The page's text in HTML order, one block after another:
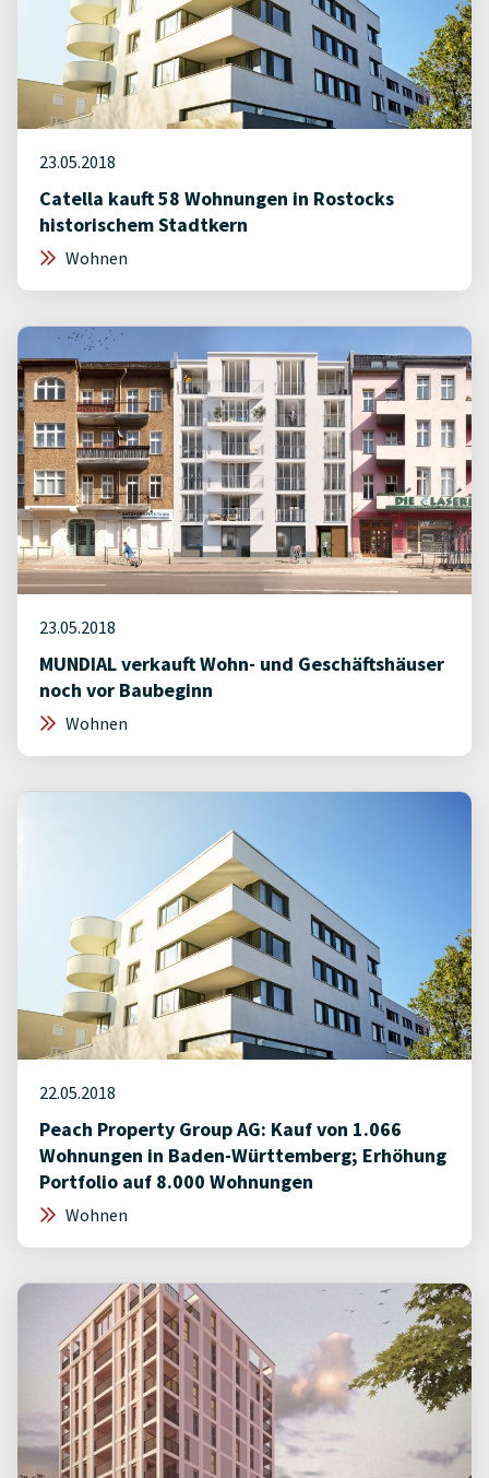
23.05.2018
Catella kauft 58 Wohnungen in Rostocks
historischem Stadtkern
Wohnen
23.05.2018
MUNDIAL verkauft Wohn- und Geschäftshäuser
noch vor Baubeginn
Wohnen
22.05.2018
Peach Property Group AG: Kauf von 1.066
Wohnungen in Baden-Württemberg; Erhöhung
Portfolio auf 8.000 Wohnungen
Wohnen